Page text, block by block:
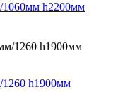
1060мм h2200мм
h1900мм